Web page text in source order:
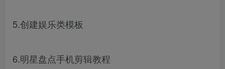
5.创建娱乐类模板
6.明星盘点手机剪辑教程